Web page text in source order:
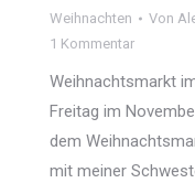
Weihnachten Von
1 Kommentar
Weihnachtsmarkt
Freitag im
dem
mit meiner